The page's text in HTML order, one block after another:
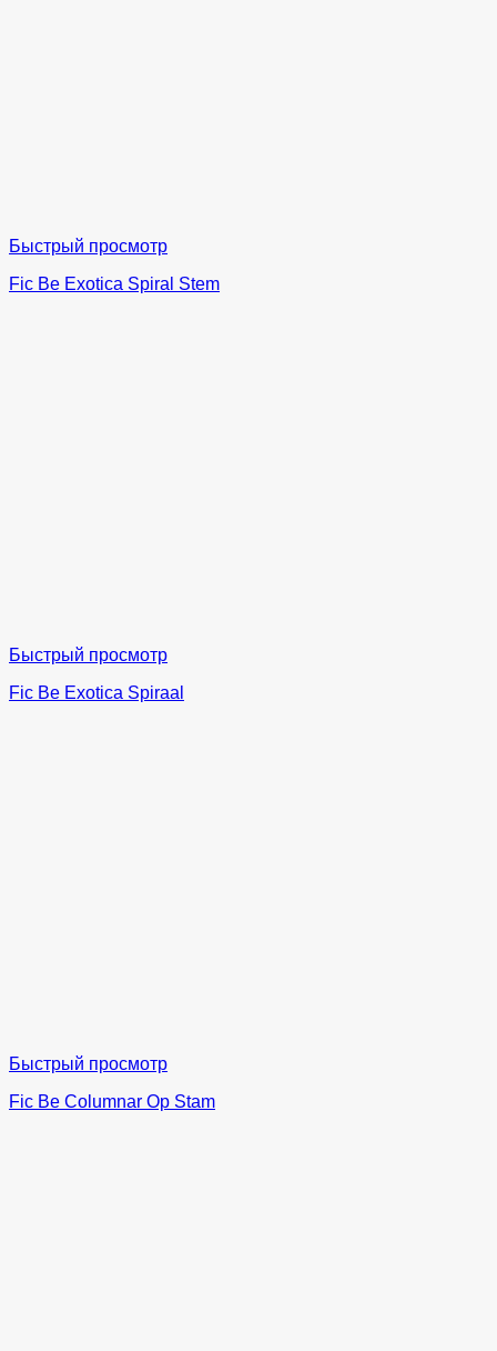
Быстрый просмотр
Fic Be Exotica Spiral Stem
Быстрый просмотр
Fic Be Exotica Spiraal
Быстрый просмотр
Fic Be Columnar Op Stam